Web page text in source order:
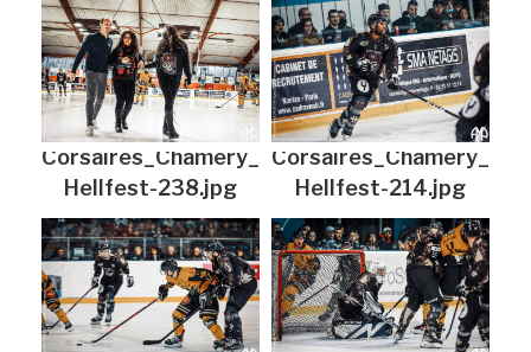
Corsaires_Chamery_
Hellfest-238.jpg
Corsaires_Chamery_
Hellfest-214.jpg